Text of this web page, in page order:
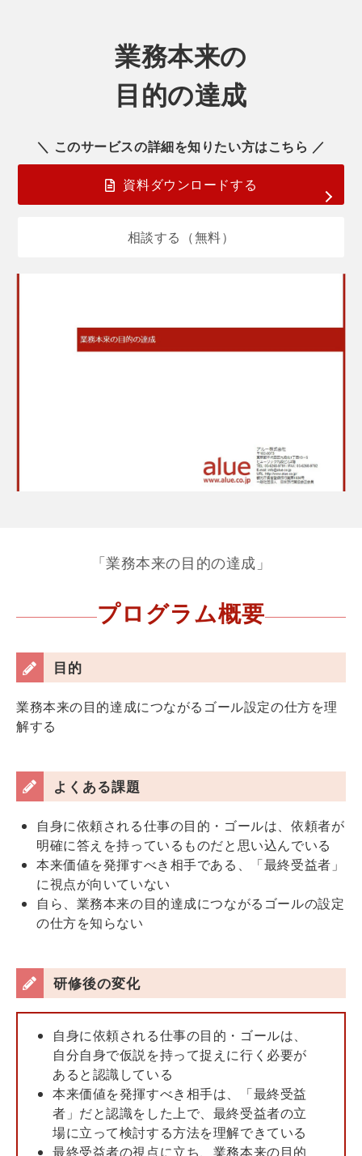
業務本来の
目的の達成
＼ このサービスの詳細を知りたい方はこちら ／
資料ダウンロードする
相談する（無料）
「業務本来の目的の達成」
プログラム概要
目的
業務本来の目的達成につながるゴール設定の仕方を理
解する
よくある課題
自身に依頼される仕事の目的・ゴールは、依頼者が
明確に答えを持っているものだと思い込んでいる
本来価値を発揮すべき相手である、「最終受益者」
に視点が向いていない
自ら、業務本来の目的達成につながるゴールの設定
の仕方を知らない
研修後の変化
自身に依頼される仕事の目的・ゴールは、
自分自身で仮説を持って捉えに行く必要が
あると認識している
本来価値を発揮すべき相手は、「最終受益
者」だと認識をした上で、最終受益者の立
場に立って検討する方法を理解できている
最終受益者の視点に立ち、業務本来の目的